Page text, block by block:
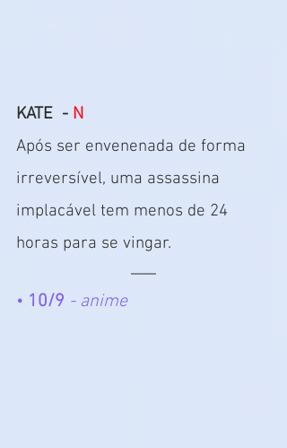
KATE  - N
Após ser envenenada de forma
irreversível, uma assassina
implacável tem menos de 24
horas para se vingar.
• 10/9 - anime